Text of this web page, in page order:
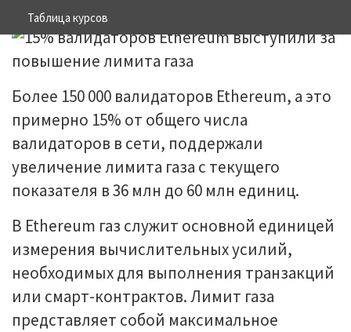
Таблица курсов
Более 150 000 валидаторов Ethereum, а это
примерно 15% от общего числа
валидаторов в сети, поддержали
увеличение лимита газа с текущего
показателя в 36 млн до 60 млн единиц.
В Ethereum газ служит основной единицей
измерения вычислительных усилий,
необходимых для выполнения транзакций
или смарт-контрактов. Лимит газа
представляет собой максимальное